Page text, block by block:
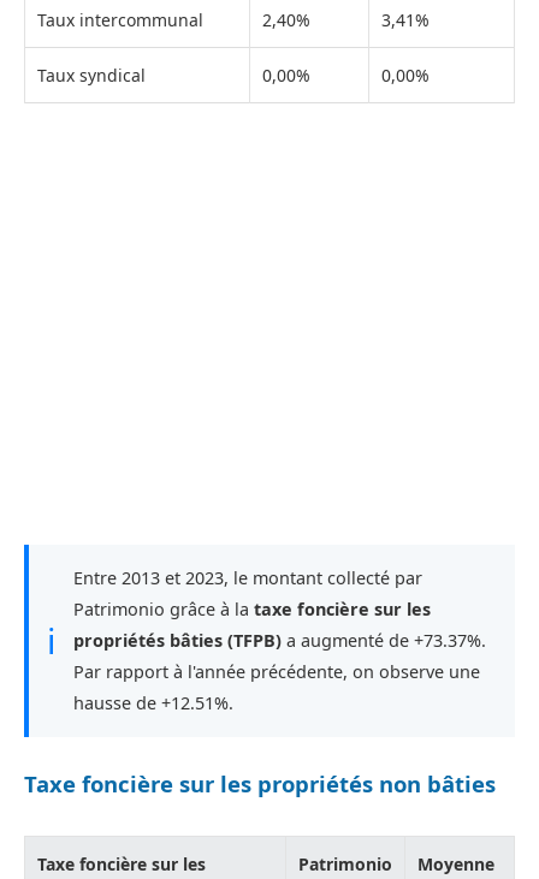
Taux intercommunal 2,40% 3,41%
Taux syndical 0,00% 0,00%
ℹ
Entre 2013 et 2023, le montant collecté par
Patrimonio grâce à la taxe foncière sur les
propriétés bâties (TFPB) a augmenté de +73.37%.
Par rapport à l'année précédente, on observe une
hausse de +12.51%.
Taxe foncière sur les propriétés non bâties
Taxe foncière sur les Patrimonio Moyenne